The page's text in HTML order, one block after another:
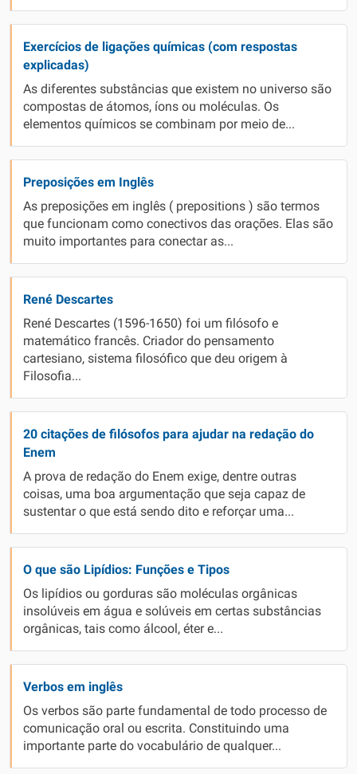
Exercícios de ligações químicas (com respostas
explicadas)
As diferentes substâncias que existem no universo são
compostas de átomos, íons ou moléculas. Os
elementos químicos se combinam por meio de...
Preposições em Inglês
As preposições em inglês ( prepositions ) são termos
que funcionam como conectivos das orações. Elas são
muito importantes para conectar as...
René Descartes
René Descartes (1596-1650) foi um filósofo e
matemático francês. Criador do pensamento
cartesiano, sistema filosófico que deu origem à
Filosofia...
20 citações de filósofos para ajudar na redação do
Enem
A prova de redação do Enem exige, dentre outras
coisas, uma boa argumentação que seja capaz de
sustentar o que está sendo dito e reforçar uma...
O que são Lipídios: Funções e Tipos
Os lipídios ou gorduras são moléculas orgânicas
insolúveis em água e solúveis em certas substâncias
orgânicas, tais como álcool, éter e...
Verbos em inglês
Os verbos são parte fundamental de todo processo de
comunicação oral ou escrita. Constituindo uma
importante parte do vocabulário de qualquer...